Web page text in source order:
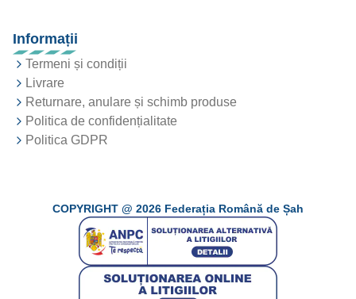
Informații
Termeni și condiții
Livrare
Returnare, anulare și schimb produse
Politica de confidențialitate
Politica GDPR
COPYRIGHT @ 2026 Federația Română de Șah